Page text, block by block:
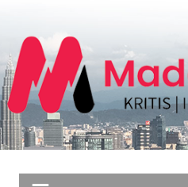
content